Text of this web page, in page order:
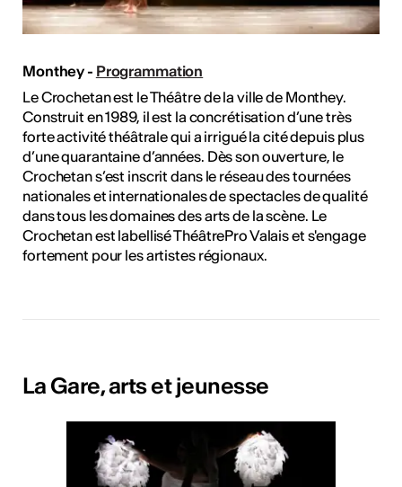
Monthey - Programmation
Le Crochetan est le Théâtre de la ville de Monthey.
Construit en 1989, il est la concrétisation d’une très
forte activité théâtrale qui a irrigué la cité depuis plus
d’une quarantaine d’années. Dès son ouverture, le
Crochetan s’est inscrit dans le réseau des tournées
nationales et internationales de spectacles de qualité
dans tous les domaines des arts de la scène. Le
Crochetan est labellisé ThéâtrePro Valais et s'engage
fortement pour les artistes régionaux.
La Gare, arts et jeunesse